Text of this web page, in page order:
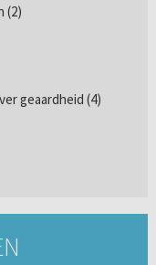
(2)
geaardheid (4)